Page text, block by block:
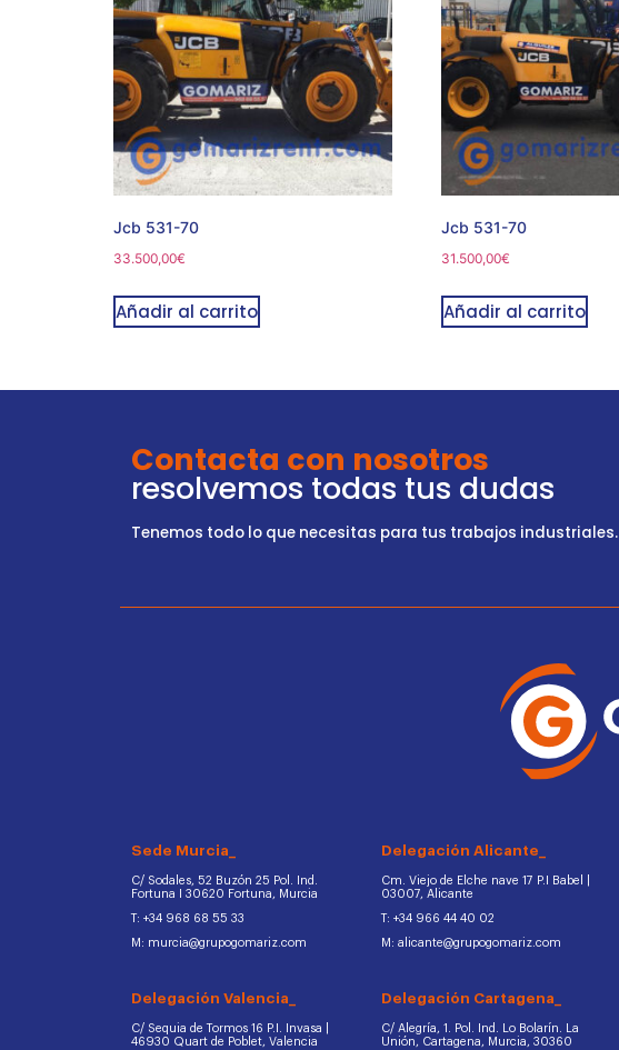
Jcb 531-70
33.500,00€
Añadir al carrito
Jcb 531-70
31.500,00€
Añadir al carrito
Contacta con nosotros
resolvemos todas tus dudas
Tenemos todo lo que necesitas para tus trabajos industriales.
Sede Murcia_
C/ Sodales, 52 Buzón 25 Pol. Ind.
Fortuna I 30620 Fortuna, Murcia
T: +34 968 68 55 33
M: murcia@grupogomariz.com
Delegación Valencia_
C/ Sequia de Tormos 16 P.I. Invasa |
46930 Quart de Poblet, Valencia
Delegación Alicante_
Cm. Viejo de Elche nave 17 P.I Babel |
03007, Alicante
T: +34 966 44 40 02
M: alicante@grupogomariz.com
Delegación Cartagena_
C/ Alegría, 1. Pol. Ind. Lo Bolarín. La
Unión, Cartagena, Murcia, 30360